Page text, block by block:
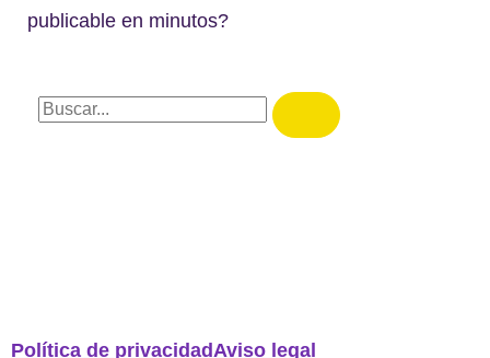
publicable en minutos?
Política de privacidadAviso legal